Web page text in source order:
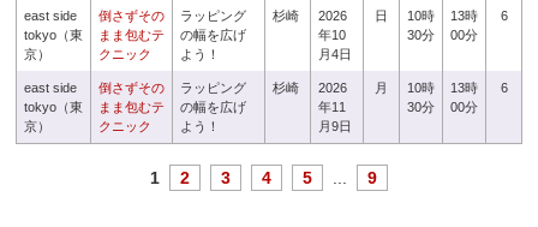
east side
tokyo（東
京）
倒さずその
まま包むテ
クニック
ラッピング
の幅を広げ
よう！
杉崎
2026
年10
月4日
日
10時
30分
13時
00分
6
east side
tokyo（東
京）
倒さずその
まま包むテ
クニック
ラッピング
の幅を広げ
よう！
杉崎
2026
年11
月9日
月
10時
30分
13時
00分
6
1 2 3 4 5 9